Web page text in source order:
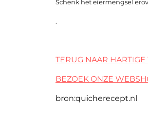
Schenk het eiermengsel
.
TERUG NAAR HARTIGE
BEZOEK ONZE
bron:quicherecept.nl